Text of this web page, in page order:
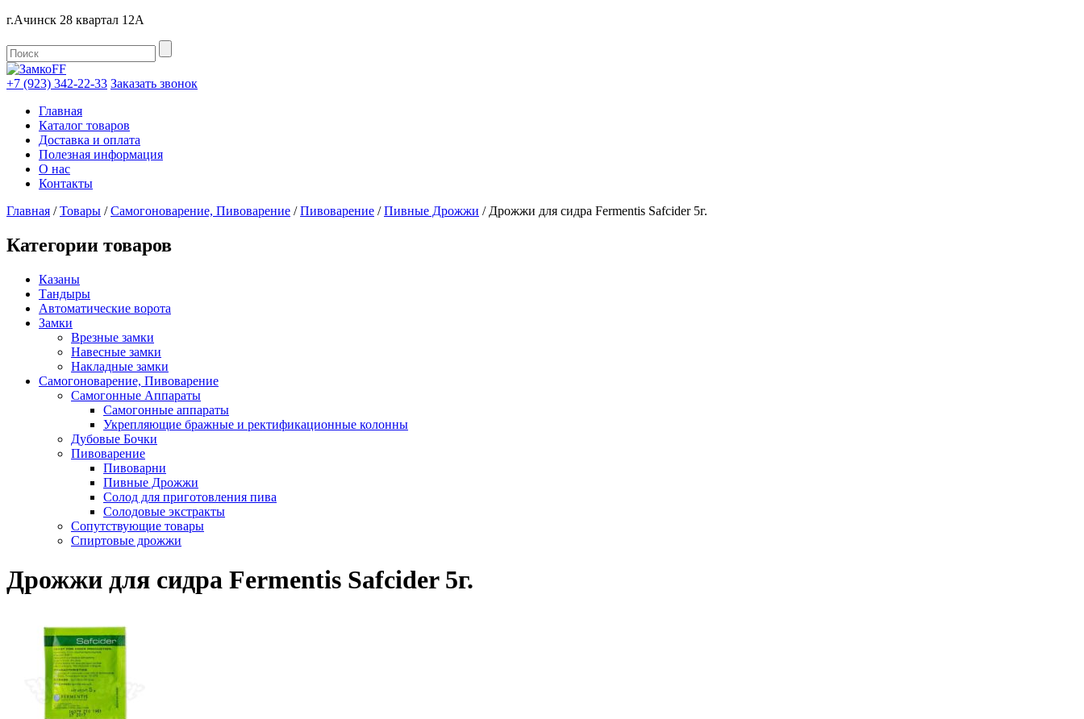
г.Ачинск 28 квартал 12А
+7 (923) 342-22-33 Заказать звонок
Главная
Каталог товаров
Доставка и оплата
Полезная информация
О нас
Контакты
Главная /Товары /Самогоноварение, Пивоварение /Пивоварение /Пивные Дрожжи / Дрожжи для сидра Fermentis Safcider 5г.
Категории товаров
Казаны
Тандыры
Автоматические ворота
Замки
Врезные замки
Навесные замки
Накладные замки
Самогоноварение, Пивоварение
Самогонные Аппараты
Самогонные аппараты
Укрепляющие бражные и ректификационные колонны
Дубовые Бочки
Пивоварение
Пивоварни
Пивные Дрожжи
Солод для приготовления пива
Солодовые экстракты
Сопутствующие товары
Спиртовые дрожжи
Дрожжи для сидра Fermentis Safcider 5г.